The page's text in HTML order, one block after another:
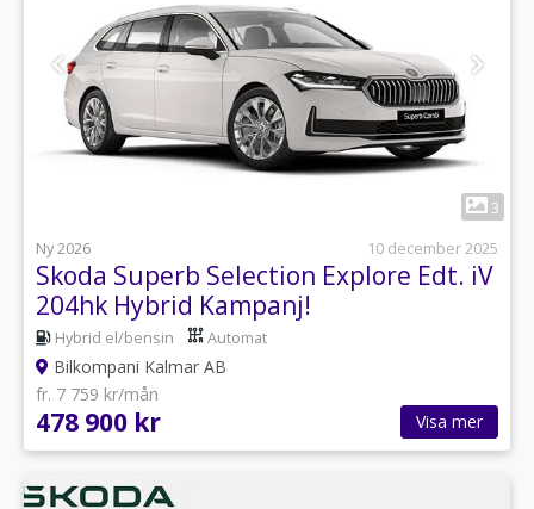
3
Ny 2026
10 december 2025
Skoda Superb Selection Explore Edt. iV
204hk Hybrid Kampanj!
Hybrid el/bensin Automat
Bilkompani Kalmar AB
fr. 7 759 kr/mån
478 900 kr Visa mer